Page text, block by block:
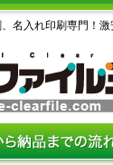
名入れ印刷専門！激